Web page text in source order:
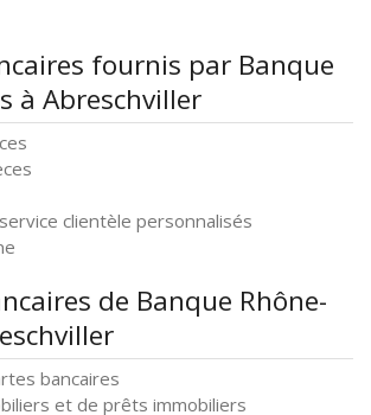
fournis par Banque
à Abreschviller
clientèle personnalisés
de Banque Rhône-
bancaires
et de prêts immobiliers